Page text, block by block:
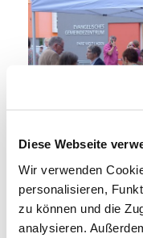
Diese Webseite
Wir verwenden
personalisieren,
zu können und die
analysieren.
te an den Lippen